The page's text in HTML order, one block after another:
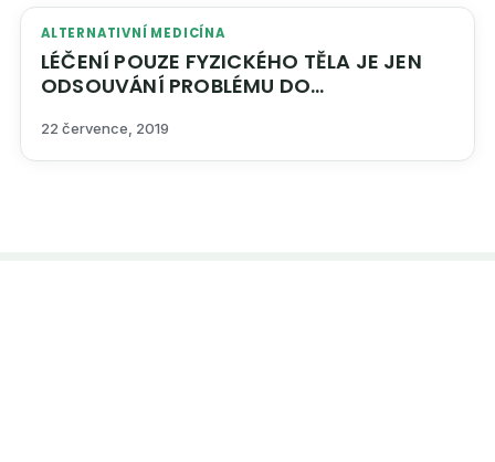
ALTERNATIVNÍ MEDICÍNA
LÉČENÍ POUZE FYZICKÉHO TĚLA JE JEN
ODSOUVÁNÍ PROBLÉMU DO
22 července, 2019